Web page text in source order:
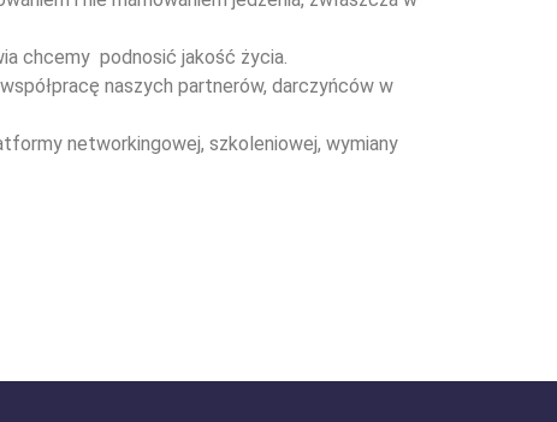
chcemy podnosić jakość życia.
naszych partnerów, darczyńców w
networkingowej, szkoleniowej, wymiany